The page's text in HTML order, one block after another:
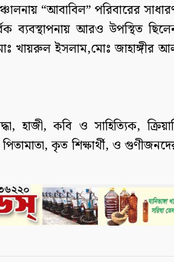
“আবাবিল” পরিবারের
ব্যবস্থাপনায় আরও উপস্থিত
খায়রুল ইসলাম,মোঃ
হাজী, কবি ও সাহিত্যিক,
কৃত শিক্ষার্থী, ও গুণীজনদের